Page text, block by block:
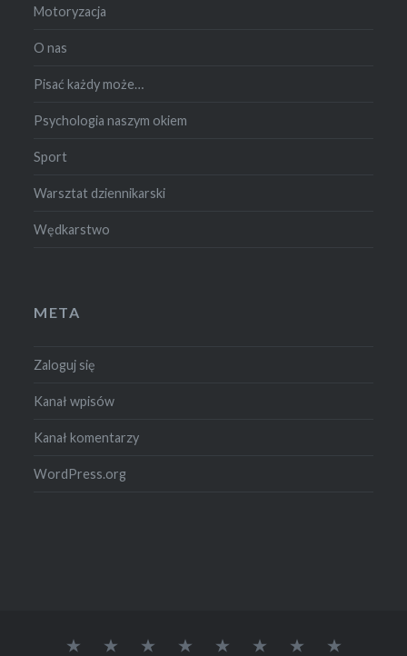
Motoryzacja
O nas
Pisać każdy może…
Psychologia naszym okiem
Sport
Warsztat dziennikarski
Wędkarstwo
META
Zaloguj się
Kanał wpisów
Kanał komentarzy
WordPress.org
WarsztatWędkarstwo
KulturaMotoryzacja Pisać Sport